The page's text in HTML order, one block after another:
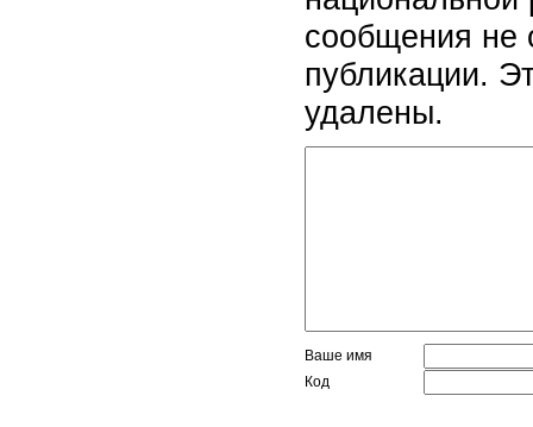
сообщения не
публикации.
удалены.
Ваше имя
Код